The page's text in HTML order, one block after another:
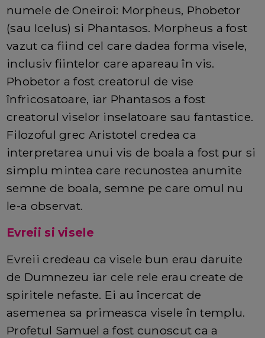
numele de Oneiroi: Morpheus, Phobetor
(sau Icelus) si Phantasos. Morpheus a fost
vazut ca fiind cel care dadea forma visele,
inclusiv fiintelor care apareau în vis.
Phobetor a fost creatorul de vise
înfricosatoare, iar Phantasos a fost
creatorul viselor inselatoare sau fantastice.
Filozoful grec Aristotel credea ca
interpretarea unui vis de boala a fost pur si
simplu mintea care recunostea anumite
semne de boala, semne pe care omul nu
le-a observat.
Evreii si visele
Evreii credeau ca visele bun erau daruite
de Dumnezeu iar cele rele erau create de
spiritele nefaste. Ei au încercat de
asemenea sa primeasca visele în templu.
Profetul Samuel a fost cunoscut ca a